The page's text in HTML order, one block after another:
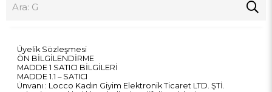
Üyelik Sözleşmesi
ÖN BİLGİLENDİRME
MADDE 1 SATICI BİLGİLERİ
MADDE 1.1 – SATICI
Ünvanı : Locco Kadın Giyim Elektronik Ticaret LTD. ŞTİ.